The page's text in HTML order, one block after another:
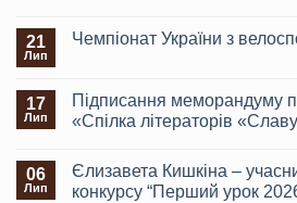
21
Лип
Чемпіонат України з
17
Лип
Підписання меморандуму
«Спілка літераторів
06
Лип
Єлизавета Кишкіна –
конкурсу “Перший урок